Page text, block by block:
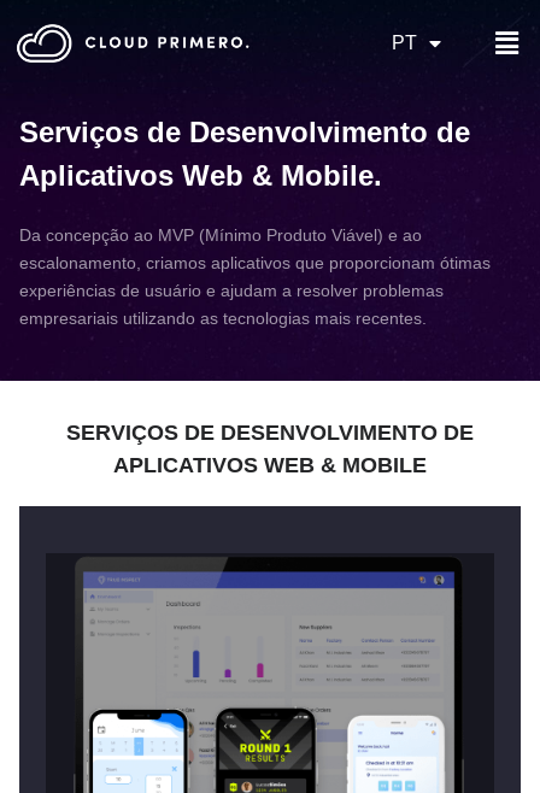
PT
Serviços de Desenvolvimento de
Aplicativos Web & Mobile.
Da concepção ao MVP (Mínimo Produto Viável) e ao
escalonamento, criamos aplicativos que proporcionam ótimas
experiências de usuário e ajudam a resolver problemas
empresariais utilizando as tecnologias mais recentes.
SERVIÇOS DE DESENVOLVIMENTO DE
APLICATIVOS WEB & MOBILE